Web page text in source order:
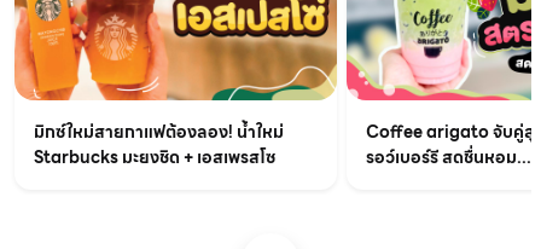
มิกซ์ใหม่สายกาแฟต้องลอง! น้ำใหม่
Starbucks มะยงชิด + เอสเพรสโซ
Coffee arigato จับคู่สุ
รอว์เบอร์รี สดชื่นหอม...